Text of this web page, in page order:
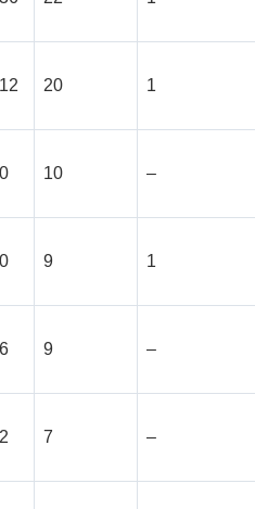
20 1
10 –
9 1
9 –
7 –